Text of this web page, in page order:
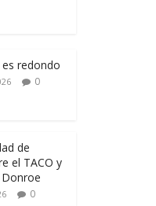
redondo
0
de
el TACO y
0